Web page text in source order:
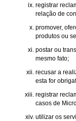
registrar
relação de
promover,
produtos ou
postar ou
mesmo fato;
recusar a
esta for
registrar
casos de
utilizar os